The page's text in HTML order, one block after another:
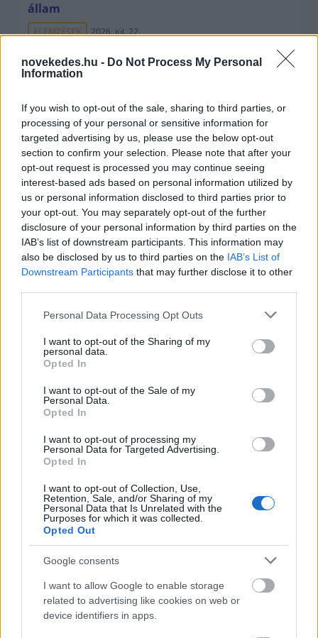
novekedes.hu - Do Not Process My Personal
Information
If you wish to opt-out of the sale, sharing to third parties, or
processing of your personal or sensitive information for
targeted advertising by us, please use the below opt-out
section to confirm your selection. Please note that after your
opt-out request is processed you may continue seeing
interest-based ads based on personal information utilized by
us or personal information disclosed to third parties prior to
your opt-out. You may separately opt-out of the further
disclosure of your personal information by third parties on the
IAB’s list of downstream participants. This information may
also be disclosed by us to third parties on the IAB’s List of
Downstream Participants that may further disclose it to other
Please note that this website/app uses one or more Google
not limited to your visit or usage behaviour. You may click to
grant or deny consent to Google and its third-party tags to
use your data for below specified purposes in below Google
consent section.
Personal Data Processing Opt Outs
I want to opt-out of the Sharing of my
personal data.
Opted In
I want to opt-out of the Sale of my
Personal Data.
Opted In
I want to opt-out of processing my
Personal Data for Targeted Advertising.
Opted In
I want to opt-out of Collection, Use,
Retention, Sale, and/or Sharing of my
Personal Data that Is Unrelated with the
Purposes for which it was collected.
Opted Out
Google consents
I want to allow Google to enable storage
related to advertising like cookies on web or
device identifiers in apps.
állam
ELEMZÉSEK 2026. júl. 22.
Vagyonvisszaszerzés: amikor a pénz
gyorsabban fut, mint a jog
ELEMZÉSEK 2026. júl. 21.
Kéthónapos a Tisza-kormány: íme a mérleg!
ELEMZÉSEK